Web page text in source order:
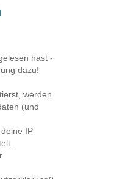
hast -
dazu!
werden
(und
IP-